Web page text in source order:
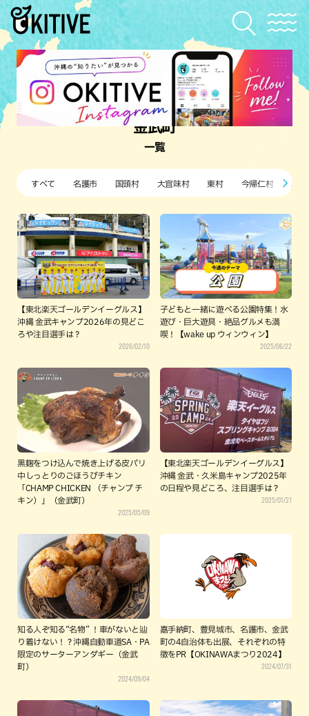
金武町
一覧
すべて 名護市 国頭村 大宜味村 東村 今帰仁村 本部
【東北楽天ゴールデンイーグルス】
沖縄 金武キャンプ2026年の見どこ
ろや注目選手は？
2026/02/10
子どもと一緒に遊べる公園特集！水
遊び・巨大遊具・絶品グルメも満
喫！【wake up ウィンウィン】
2025/06/22
黒麹をつけ込んで焼き上げる皮パリ
中しっとりのごほうびチキン
「CHAMP CHICKEN （チャンプ チ
キン）」（金武町）
2025/05/09
【東北楽天ゴールデンイーグルス】
沖縄 金武・久米島キャンプ2025年
の日程や見どころ、注目選手は？
2025/01/27
知る人ぞ知る“名物” ！車がないと辿
り着けない！？沖縄自動車道SA・PA
限定のサーターアンダギー（金武
町）
2024/09/04
嘉手納町、豊見城市、名護市、金武
町の4自治体も出展、それぞれの特
徴をPR【OKINAWAまつり2024】
2024/07/31